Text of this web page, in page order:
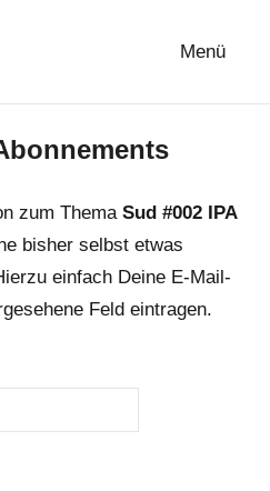
Menü
zum Thema Sud #002 IPA
bisher selbst etwas
einfach Deine E-Mail-
Feld eintragen.